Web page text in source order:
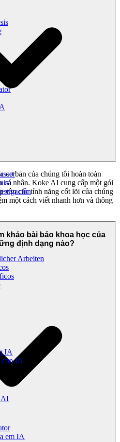
Arbeiten
IA
con IA
AI
em IA
cơ bản của chúng tôi hoàn toàn
cá nhân. Koke AI cung cấp một gói
vào các tính năng cốt lõi của chúng
một cách viết nhanh hơn và thông
khảo bài báo khoa học của
định dạng nào?